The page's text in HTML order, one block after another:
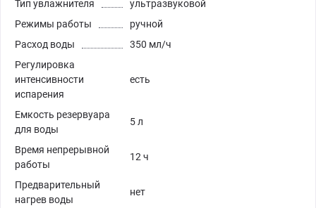
Тип увлажнителя
ультразвуковой
Режимы работы
ручной
Расход воды
350 мл/ч
Регулировка
интенсивности
испарения
есть
Емкость резервуара
для воды
5 л
Время непрерывной
работы
12 ч
Предварительный
нагрев воды
нет